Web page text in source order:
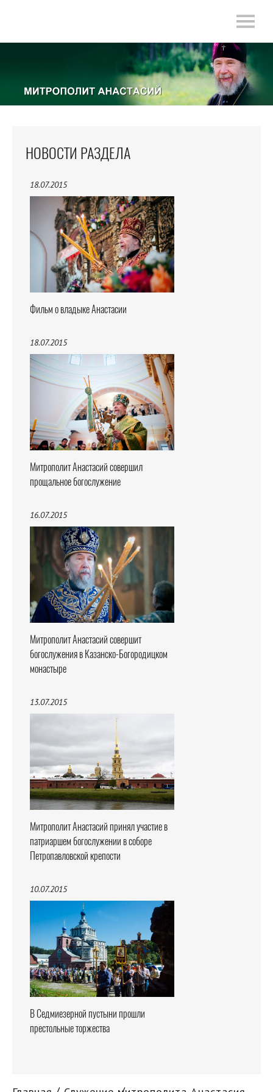
НОВОСТИ РАЗДЕЛА
18.07.2015
Фильм о владыке Анастасии
18.07.2015
Митрополит Анастасий совершил
прощальное богослужение
16.07.2015
Митрополит Анастасий совершит
богослужения в Казанско-Богородицком
монастыре
13.07.2015
Митрополит Анастасий принял участие в
патриаршем богослужении в соборе
Петропавловской крепости
10.07.2015
В Седмиезерной пустыни прошли
престольные торжества